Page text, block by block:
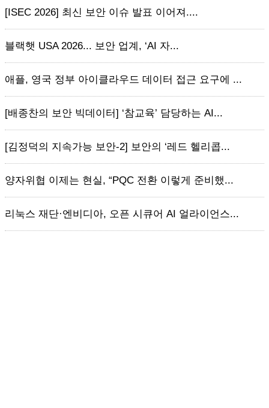
[ISEC 2026] 최신 보안 이슈 발표 이어져....
블랙햇 USA 2026... 보안 업계, ‘AI 자...
애플, 영국 정부 아이클라우드 데이터 접근 요구에 ...
[배종찬의 보안 빅데이터] ‘참교육’ 담당하는 AI...
[김정덕의 지속가능 보안-2] 보안의 ‘레드 헬리콥...
양자위협 이제는 현실, “PQC 전환 이렇게 준비했...
리눅스 재단·엔비디아, 오픈 시큐어 AI 얼라이언스...